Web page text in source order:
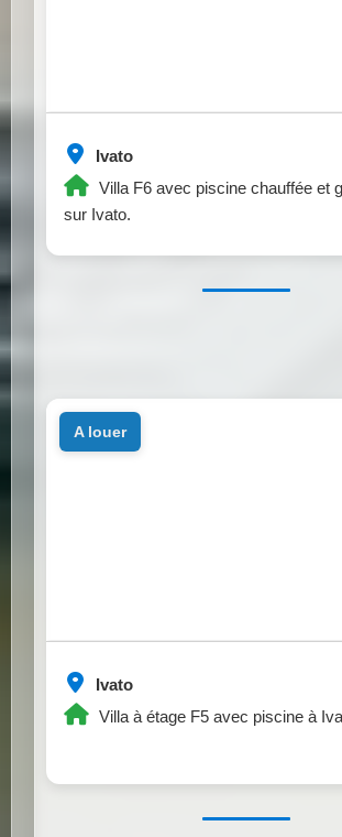
Ivato
Villa F6 avec piscine chauffée et
sur Ivato.
Ivato
Villa à étage F5 avec piscine à
a louer